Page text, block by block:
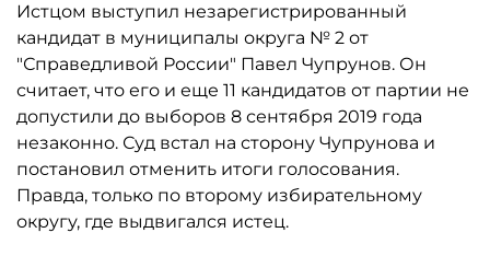
Истцом выступил незарегистрированный
кандидат в муниципалы округа № 2 от
"Справедливой России" Павел Чупрунов. Он
считает, что его и еще 11 кандидатов от партии не
допустили до выборов 8 сентября 2019 года
незаконно. Суд встал на сторону Чупрунова и
постановил отменить итоги голосования.
Правда, только по второму избирательному
округу, где выдвигался истец.